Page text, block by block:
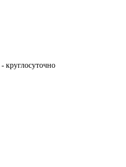
- круглосуточно